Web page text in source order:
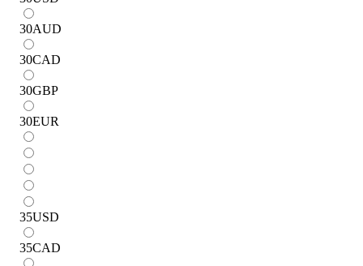
30AUD
30CAD
30GBP
30EUR
35USD
35CAD